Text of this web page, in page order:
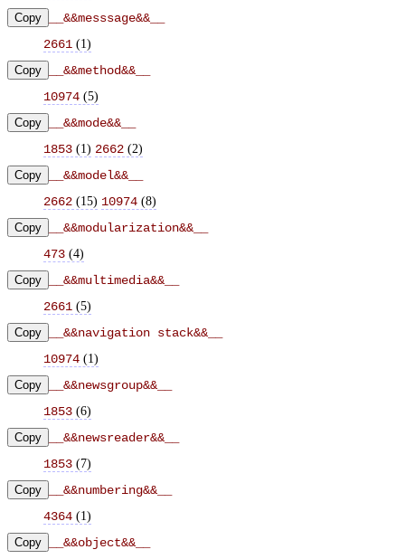
Copy
__&&messsage&&__
2661 (1)
Copy
__&&method&&__
10974 (5)
Copy
__&&mode&&__
1853 (1) 2662 (2)
Copy
__&&model&&__
2662 (15) 10974 (8)
Copy
__&&modularization&&__
473 (4)
Copy
__&&multimedia&&__
2661 (5)
Copy
__&&navigation stack&&__
10974 (1)
Copy
__&&newsgroup&&__
1853 (6)
Copy
__&&newsreader&&__
1853 (7)
Copy
__&&numbering&&__
4364 (1)
Copy
__&&object&&__